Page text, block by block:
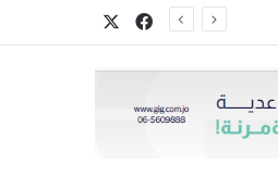
فيسبوك